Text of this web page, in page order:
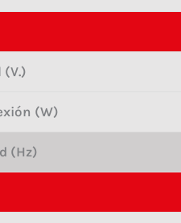
(W)
(Hz)